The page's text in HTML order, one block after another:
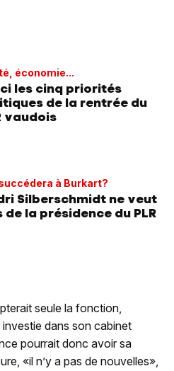
économie...
les cinq priorités
de la rentrée du
vaudois
à Burkart?
Silberschmidt ne veut
de la présidence du PLR
seule la fonction,
investie dans son cabinet
pourrait donc avoir sa
«il n’y a pas de nouvelles»,